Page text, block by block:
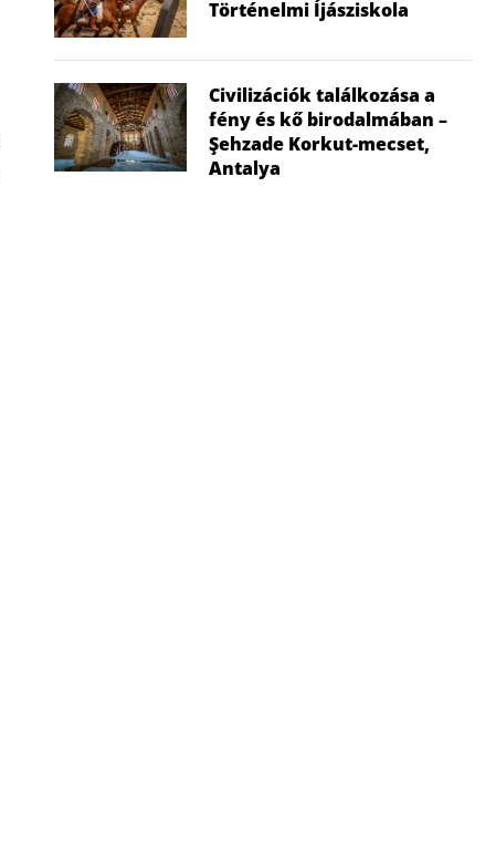
Történelmi Íjásziskola
Civilizációk találkozása a
fény és kő birodalmában –
Şehzade Korkut-mecset,
Antalya